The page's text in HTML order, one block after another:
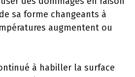
sa forme changeants à
augmentent ou
à habiller la surface